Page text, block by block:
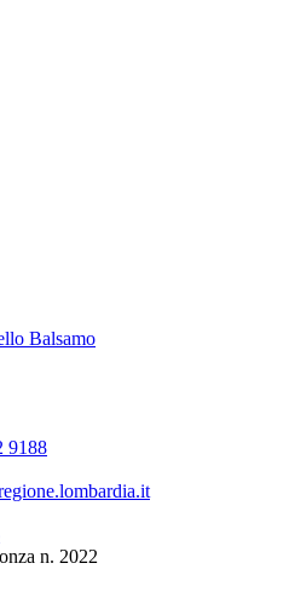
Balsamo
9188
n. 2022